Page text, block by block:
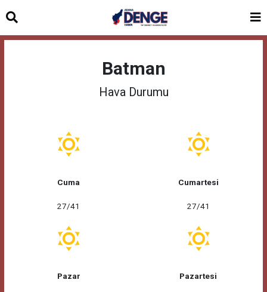
Batman
Hava Durumu
Cuma
27/41
Cumartesi
27/41
Pazar Pazartesi